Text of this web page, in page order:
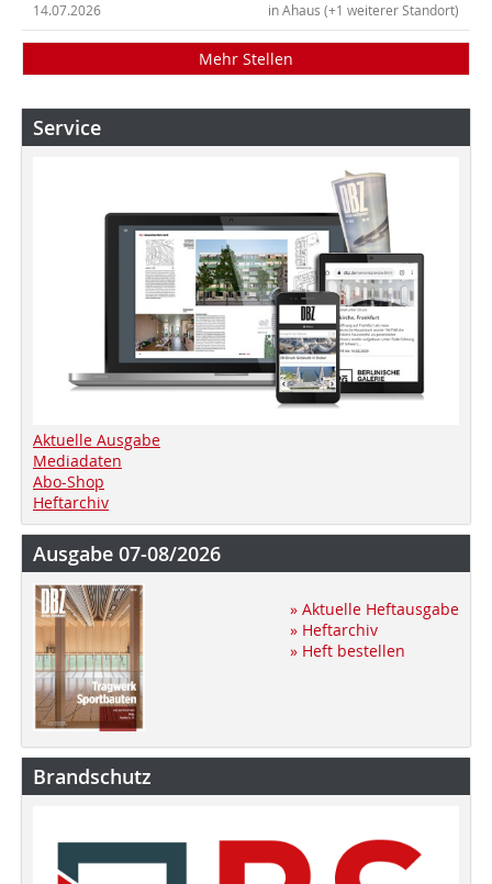
in Ahaus (+1 weiterer Standort)
14.07.2026
Mehr Stellen
Service
Aktuelle Ausgabe
Mediadaten
Abo-Shop
Heftarchiv
Ausgabe 07-08/2026
» Aktuelle Heftausgabe
» Heftarchiv
» Heft bestellen
Brandschutz